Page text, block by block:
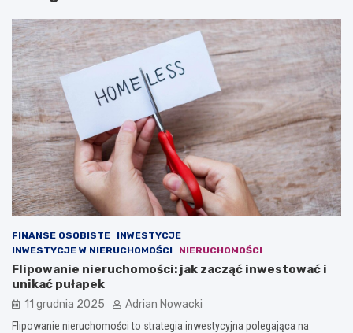
FINANSE OSOBISTE
INWESTYCJE
INWESTYCJE W NIERUCHOMOŚCI
NIERUCHOMOŚCI
Flipowanie nieruchomości: jak zacząć inwestować i
unikać pułapek
11 grudnia 2025 Adrian Nowacki
Flipowanie nieruchomości to strategia inwestycyjna polegająca na